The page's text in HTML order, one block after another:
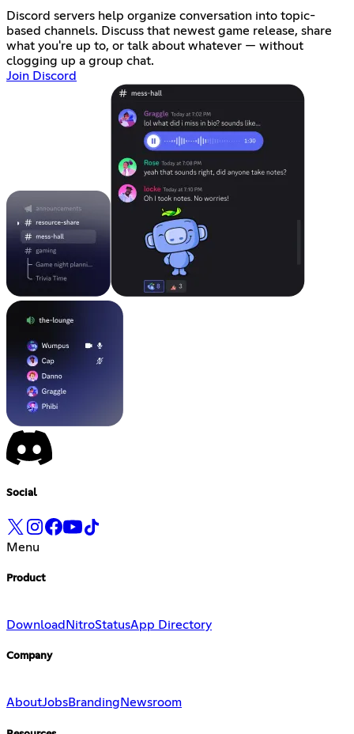
Discord servers help organize conversation into topic-
based channels. Discuss that newest game release, share
what you're up to, or talk about whatever — without
clogging up a group chat.
Join Discord
Social
Menu
Product
Download NitroStatusApp Directory
Company
AboutJobsBranding Newsroom